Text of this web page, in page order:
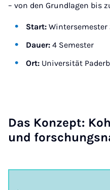
– von den Grundlagen bis
Start:
Dauer: 4 Semester
Ort: Universität
Das Kon­zept:
und